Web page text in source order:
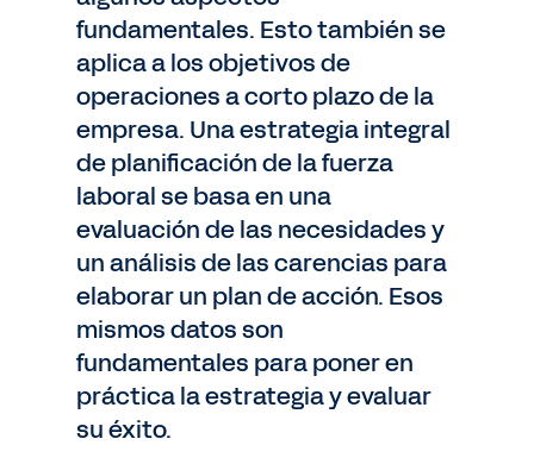
fundamentales. Esto también se
aplica a los objetivos de
operaciones a corto plazo de la
empresa. Una estrategia integral
de planificación de la fuerza
laboral se basa en una
evaluación de las necesidades y
un análisis de las carencias para
elaborar un plan de acción. Esos
mismos datos son
fundamentales para poner en
práctica la estrategia y evaluar
su éxito.